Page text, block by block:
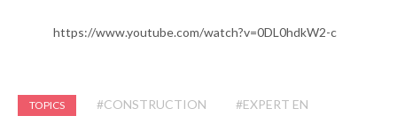
https://www.youtube.com/watch?v=0DL0hdkW2-c
TOPICS #CONSTRUCTION
#EXPERT EN